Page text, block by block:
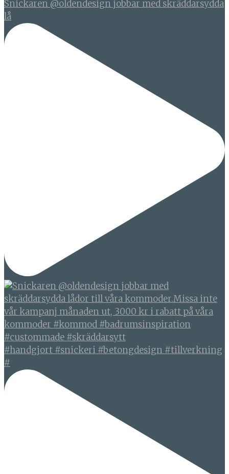
Snickaren @oldendesign jobbar med skräddarsydda
lå
#handgjort #snickeri #betongdesign #tillverkning
#